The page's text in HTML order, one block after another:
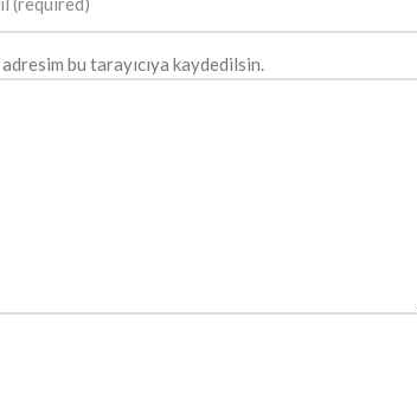
bu tarayıcıya kaydedilsin.